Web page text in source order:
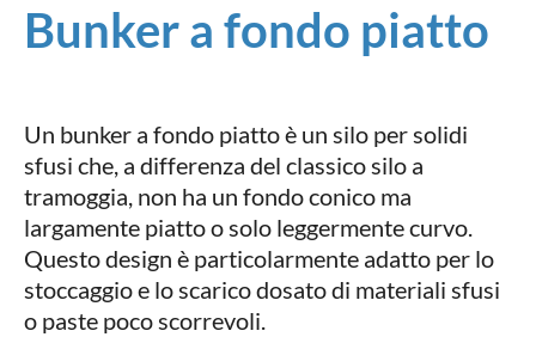
Bunker a fondo piatto
Un bunker a fondo piatto è un silo per solidi
sfusi che, a differenza del classico silo a
tramoggia, non ha un fondo conico ma
largamente piatto o solo leggermente curvo.
Questo design è particolarmente adatto per lo
stoccaggio e lo scarico dosato di materiali sfusi
o paste poco scorrevoli.